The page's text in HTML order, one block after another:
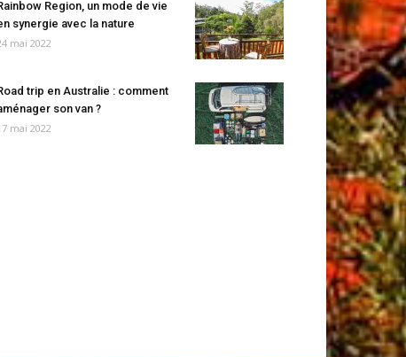
Region, un mode de vie
synergie avec la nature
mai 2022
trip en Australie : comment
son van ?
mai 2022